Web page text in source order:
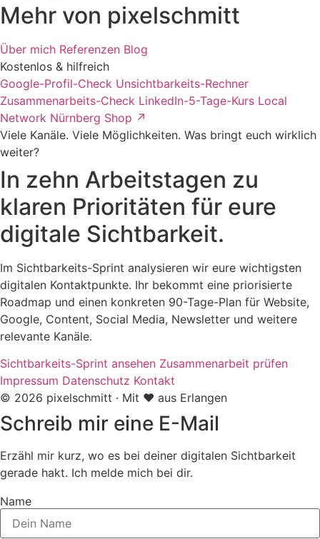
Mehr von pixelschmitt
Über mich Referenzen Blog
Kostenlos & hilfreich
Google-Profil-Check Unsichtbarkeits-Rechner
Zusammenarbeits-Check LinkedIn-5-Tage-Kurs Local
Network Nürnberg Shop ↗
Viele Kanäle. Viele Möglichkeiten. Was bringt euch wirklich
weiter?
In zehn Arbeitstagen zu
klaren Prioritäten für eure
digitale Sichtbarkeit.
Im Sichtbarkeits-Sprint analysieren wir eure wichtigsten
digitalen Kontaktpunkte. Ihr bekommt eine priorisierte
Roadmap und einen konkreten 90-Tage-Plan für Website,
Google, Content, Social Media, Newsletter und weitere
relevante Kanäle.
Sichtbarkeits-Sprint ansehen Zusammenarbeit prüfen
Impressum Datenschutz Kontakt
© 2026 pixelschmitt · Mit ❤️ aus Erlangen
Schreib mir eine E-Mail
Erzähl mir kurz, wo es bei deiner digitalen Sichtbarkeit
gerade hakt. Ich melde mich bei dir.
Name